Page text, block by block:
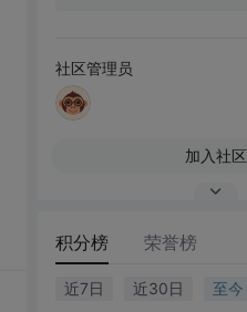
社区管理员
加入社区
积分榜 荣誉榜
近7日 近30日 至今